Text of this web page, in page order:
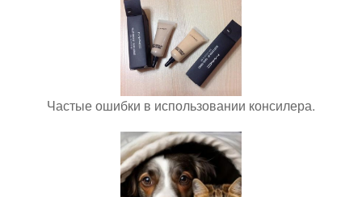
Частые ошибки в использовании консилера.